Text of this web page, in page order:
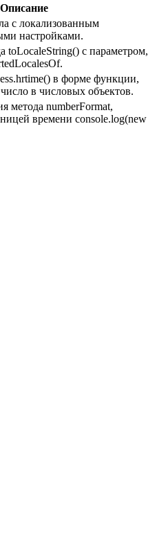
Описание
с локализованным
настройками.
toLocaleString() с параметром,
в форме функции,
в числовых объектов.
метода numberFormat,
времени console.log(new